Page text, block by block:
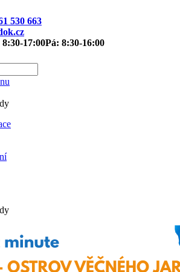
530 663
17:00Pá: 8:30-16:00